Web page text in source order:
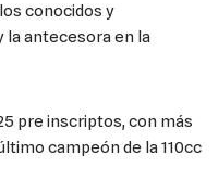
conocidos y
la antecesora en la
pre inscriptos, con más
campeón de la 110cc